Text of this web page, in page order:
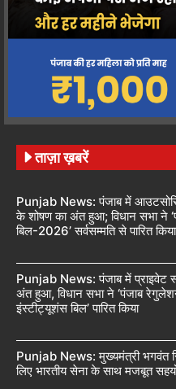
ताज़ा ख़बरें
Punjab News: पंजाब में
के शोषण का अंत हुआ; विधान सभा ने
बिल-2026’ सर्वसम्मति से पारित किया
Punjab News: पंजाब में प्राइवेट
अंत हुआ, विधान सभा ने ‘पंजाब
इंस्टीट्यूशंस बिल’ पारित किया
Punjab News: मुख्यमंत्री भगवंत
लिए भारतीय सेना के साथ मजबूत